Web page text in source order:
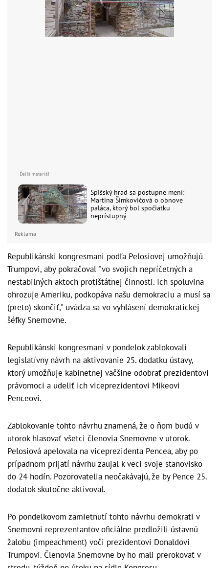
Spišský hrad sa postupne mení:
Martina Šimkovičová o obnove
paláca, ktorý bol spočiatku
neprístupný
Reklama
Republikánski kongresmani podľa Pelosiovej umožňujú
Trumpovi, aby pokračoval "vo svojich nepríčetných a
nestabilných aktoch protištátnej činnosti. Ich spoluvina
ohrozuje Ameriku, podkopáva našu demokraciu a musí sa
(preto) skončiť," uvádza sa vo vyhlásení demokratickej
šéfky Snemovne.
Republikánski kongresmani v pondelok zablokovali
legislatívny návrh na aktivovanie 25. dodatku ústavy,
ktorý umožňuje kabinetnej väčšine odobrať prezidentovi
právomoci a udeliť ich viceprezidentovi Mikeovi
Penceovi.
Zablokovanie tohto návrhu znamená, že o ňom budú v
utorok hlasovať všetci členovia Snemovne v utorok.
Pelosiová apelovala na viceprezidenta Pencea, aby po
prípadnom prijatí návrhu zaujal k veci svoje stanovisko
do 24 hodín. Pozorovatelia neočakávajú, že by Pence 25.
dodatok skutočne aktivoval.
Po pondelkovom zamietnutí tohto návrhu demokrati v
Snemovni reprezentantov oficiálne predložili ústavnú
žalobu (impeachment) voči prezidentovi Donaldovi
Trumpovi. Členovia Snemovne by ho mali prerokovať v